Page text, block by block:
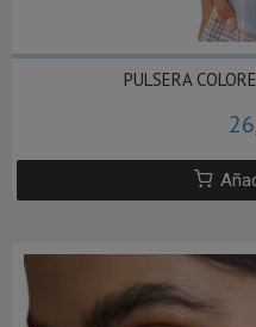
PULSERA